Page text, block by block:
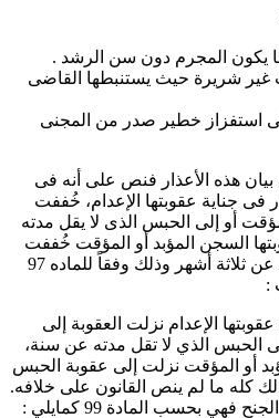
يكون المجرم دون سن الرشد .
غير شريرة حيث يستنبطها القاضى
على استفزاز خطير صدر من المجنى
هذه الأعذار فنص على أنه فى
فى جناية عقوبتها الإعدام، خُففت
أو إلى الحبس الذى لا يقل مدته
السجن المؤبد أو المؤقت خُففت
إلى عقوبة الحبس الذي لا يقل عن ثلاثة أشهر وذلك وفقاً للماده 97
:
الإعدام نزلت العقوبة إلى
الحبس الذي لا تقل مدته عن سنة،
أو المؤقت نزلت إلى عقوبة الحبس
كله ما لم ینص القانون على خلافه.
بحسب المادة 99 كمايلي :